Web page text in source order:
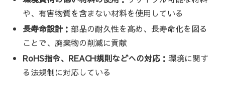
や、有害物質を含まない材料を使用している
長寿命設計：部品の耐久性を高め、長寿命化を図る
ことで、廃棄物の削減に貢献
RoHS指令、REACH規則などへの対応：環境に関す
る法規制に対応している